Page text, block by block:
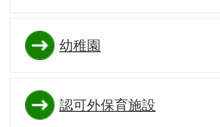
幼稚園
認可外保育施設